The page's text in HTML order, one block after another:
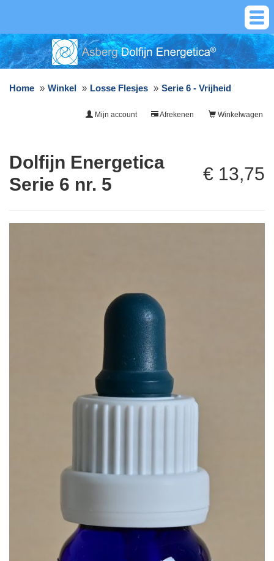
Home Winkel Losse Flesjes Serie 6 - Vrijheid
Winkelwagen
Afrekenen
Mijn account
€ 13,75
Dolfijn Energetica
Serie 6 nr. 5